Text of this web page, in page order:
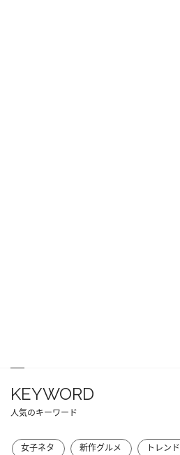
KEYWORD
人気のキーワード
女子ネタ 新作グルメ トレンド